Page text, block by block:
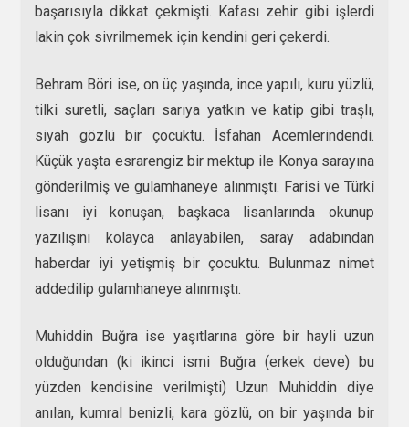
başarısıyla dikkat çekmişti. Kafası zehir gibi işlerdi
lakin çok sivrilmemek için kendini geri çekerdi.
Behram Böri ise, on üç yaşında, ince yapılı, kuru yüzlü,
tilki suretli, saçları sarıya yatkın ve katip gibi traşlı,
siyah gözlü bir çocuktu. İsfahan Acemlerindendi.
Küçük yaşta esrarengiz bir mektup ile Konya sarayına
gönderilmiş ve gulamhaneye alınmıştı. Farisi ve Türkî
lisanı iyi konuşan, başkaca lisanlarında okunup
yazılışını kolayca anlayabilen, saray adabından
haberdar iyi yetişmiş bir çocuktu. Bulunmaz nimet
addedilip gulamhaneye alınmıştı.
Muhiddin Buğra ise yaşıtlarına göre bir hayli uzun
olduğundan (ki ikinci ismi Buğra (erkek deve) bu
yüzden kendisine verilmişti) Uzun Muhiddin diye
anılan, kumral benizli, kara gözlü, on bir yaşında bir